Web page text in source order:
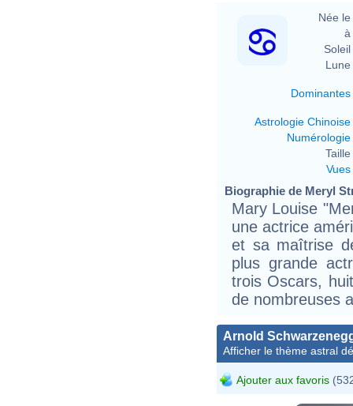
Née le
à
Soleil
Lune
Dominantes
Astrologie Chinoise
Numérologie
Taille
Vues
Biographie de Meryl
Mary Louise
une actrice
et sa maîtrise
plus grande
trois Oscars,
de nombreuses
Arnold
Afficher le thème astral
Ajouter aux favoris